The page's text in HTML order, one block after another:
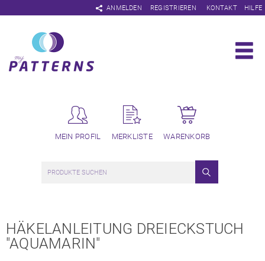
ANMELDEN
Navigation
überspringen
REGISTRIEREN KONTAKT HILFE
MEIN PROFIL MERKLISTE WARENKORB
HÄKELANLEITUNG DREIECKSTUCH
"AQUAMARIN"